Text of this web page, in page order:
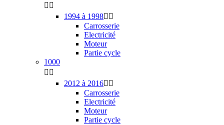
 
1994 à 1998 
Carrosserie
Electricité
Moteur
Partie cycle
1000
 
2012 à 2016 
Carrosserie
Electricité
Moteur
Partie cycle